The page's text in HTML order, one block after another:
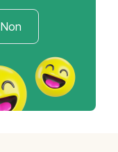
Non